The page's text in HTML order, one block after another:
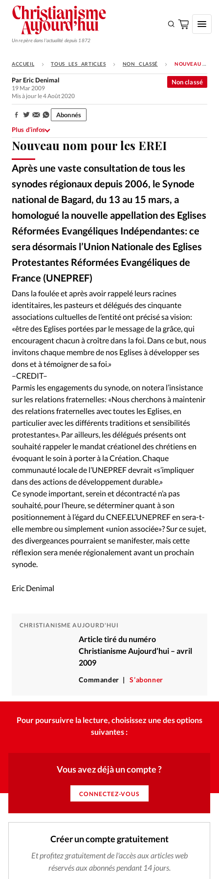
Un repère dans l'actualité depuis 1872
S'ABONNER
Monde
Opinions
Tous les articles
Faire un don
Se connecter
Édition: Internationale
RUBRIQUES
Tous les articles
Actualité chrétienne
Actualité internationale
Dossier
Eglises Foi Génération réveil
Monde
Opinions
Publireportage
Relations Aujourd'hui
Société
Tour du monde des Eglises
Trait d'Ixène
Vécu
Vie Intérieure
ACCUEIL TOUS LES ARTICLES NON CLASSÉ NOUVEAU NOM POUR LES EREI
Nouveau nom pour les EREI
Après une vaste consultation de tous les
synodes régionaux depuis 2006, le Synode
national de Bagard, du 13 au 15 mars, a
homologué la nouvelle appellation des Eglises
Réformées Evangéliques Indépendantes: ce
sera désormais l’Union Nationale des Eglises
Protestantes Réformées Evangéliques de
France (UNEPREF)
Non classé
Par Eric Denimal
19 Mar 2009
Mis à jour le 4 Août 2020
Partager:
Abonnés
Plus d’infos
Dans la foulée et après avoir rappelé leurs racines
identitaires, les pasteurs et délégués des cinquante
associations cultuelles de l’entité ont précisé sa vision:
«être des Eglises portées par le message de la grâce, qui
encouragent chacun à croître dans la foi. Dans ce but, nous
invitons chaque membre de nos Eglises à développer ses
dons et à témoigner de sa foi.»
–CREDIT–
Parmis les engagements du synode, on notera l’insistance
sur les relations fraternelles: «Nous cherchons à maintenir
des relations fraternelles avec toutes les Eglises, en
particulier avec les différents traditions et sensibilités
protestantes». Par ailleurs, les délégués présents ont
souhaité rappeler le mandat créationel des chrétiens en
évoquant le soin à porter à la Création. Chaque
communauté locale de l’UNEPREF devrait «s’impliquer
dans des actions de développement durable.»
Ce synode important, serein et décontracté n’a pas
souhaité, pour l’heure, se déterminer quant à son
positionnement à l’égard du CNEF.EL’UNEPREF en sera-t-
elle membre ou simplement «union associée»? Sur ce sujet,
des divergeances pourraient se manifester, mais cette
réflexion sera menée régionalement avant un prochain
synode.
Eric Denimal
CHRISTIANISME AUJOURD'HUI
Article tiré du numéro
Christianisme Aujourd’hui – avril
2009
Commander S’abonner
Pour poursuivre la lecture, choisissez une des options
suivantes :
Vous avez déjà un compte ?
CONNECTEZ-VOUS
Créer un compte gratuitement
Et profitez gratuitement de l'accès aux articles web
réservés aux abonnés pendant 14 jours.